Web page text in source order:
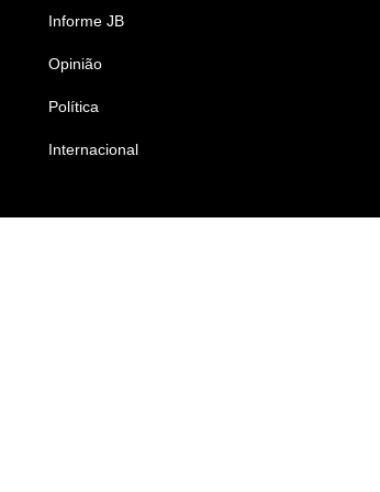
Informe JB
Opinião
Política
Internacional